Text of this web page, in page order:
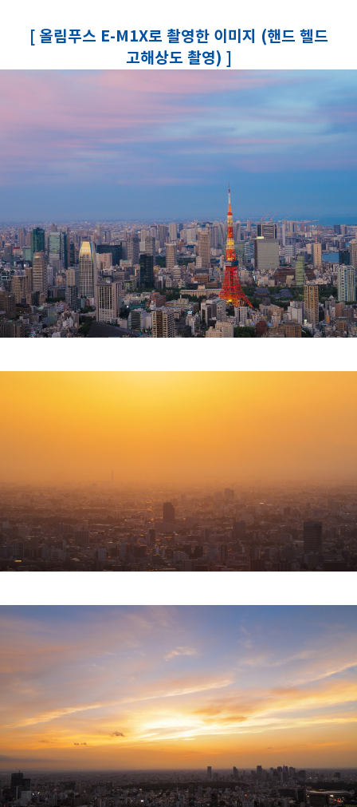
[ 올림푸스 E-M1X로 촬영한 이미지 (핸드 헬드
고해상도 촬영) ]